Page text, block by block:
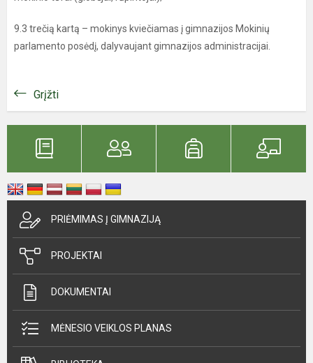
9.3 trečią kartą – mokinys kviečiamas į gimnazijos Mokinių
parlamento posėdį, dalyvaujant gimnazijos administracijai.
Grįžti
PRIĖMIMAS Į GIMNAZIJĄ
PROJEKTAI
DOKUMENTAI
MĖNESIO VEIKLOS PLANAS